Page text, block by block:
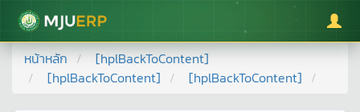
มหาวิทยาลัยแม่โจ้
หน้าหลัก
[hplBackToContent]
[hplBackToContent]
[hplBackToContent]